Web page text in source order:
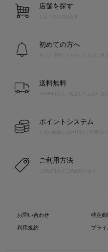
店舗を探す
お近くの店舗を探す
初めての方へ
送料無料
10,000円以上（税込）のお買い上
ポイントシステム
お買い物毎に1pt=1円でご利用頂け
ご利用方法
お問い合わせ
利用規約
特定
プラ